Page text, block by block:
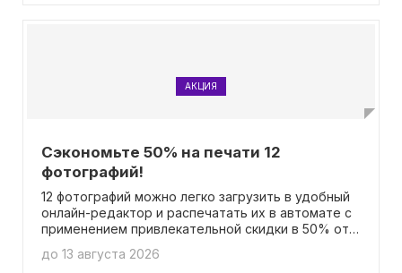
АКЦИЯ
Сэкономьте 50% на печати 12
фотографий!
12 фотографий можно легко загрузить в удобный
онлайн-редактор и распечатать их в автомате с
применением привлекательной скидки в 50% от
промокод - скидка будет автоматически
до 13 августа 2026